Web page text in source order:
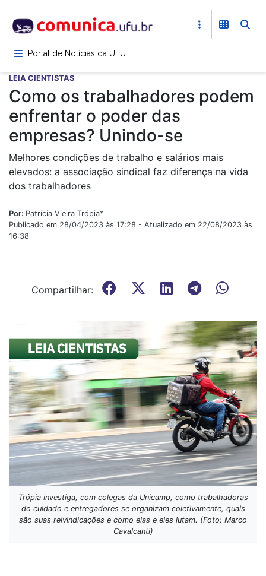
para
conteúdoPortal de Notícias da UFU
LEIA CIENTISTAS
Como os trabalhadores podem
enfrentar o poder das
empresas? Unindo-se
Melhores condições de trabalho e salários mais
elevados: a associação sindical faz diferença na vida
dos trabalhadores
Por: Patrícia Vieira Trópia*
Publicado em 28/04/2023 às 17:28 - Atualizado em 22/08/2023 às
16:38
Compartilhar:
Trópia investiga, com colegas da Unicamp, como trabalhadoras
do cuidado e entregadores se organizam coletivamente, quais
são suas reivindicações e como elas e eles lutam. (Foto: Marco
Cavalcanti)